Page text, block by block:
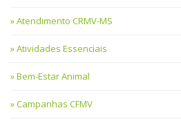
Atendimento CRMV-MS
Atividades Essenciais
Bem-Estar Animal
Campanhas CFMV